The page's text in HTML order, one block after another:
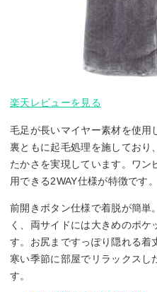
楽天レビューを見る
毛足が長いマイヤー素材を使用
裏ともに起毛処理を施しており
たかさを実現しています。ワ
用できる2WAY仕様が特徴です。
前開きボタン仕様で着脱が簡単
く、両サイドには大きめのポケ
す。お尻まですっぽり隠れる着
寒い季節に部屋でリラックス
す。